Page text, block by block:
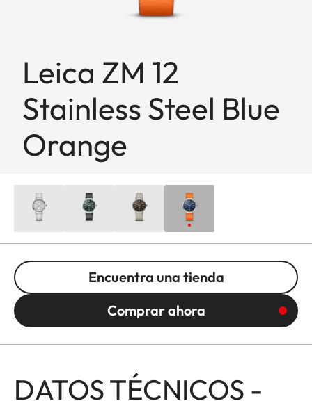
Leica ZM 12
Stainless Steel Blue
Orange
Encuentra una tienda
Comprar ahora
DATOS TÉCNICOS -